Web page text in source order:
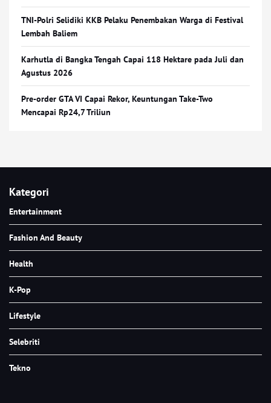
TNI-Polri Selidiki KKB Pelaku Penembakan Warga di Festival
Lembah Baliem
Karhutla di Bangka Tengah Capai 118 Hektare pada Juli dan
Agustus 2026
Pre-order GTA VI Capai Rekor, Keuntungan Take-Two
Mencapai Rp24,7 Triliun
Kategori
Entertainment
Fashion And Beauty
Health
K-Pop
Lifestyle
Selebriti
Tekno